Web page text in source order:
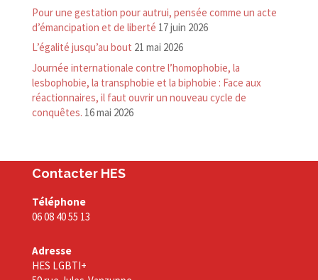
Pour une gestation pour autrui, pensée comme un acte
d’émancipation et de liberté 17 juin 2026
L’égalité jusqu’au bout 21 mai 2026
Journée internationale contre l’homophobie, la
lesbophobie, la transphobie et la biphobie : Face aux
réactionnaires, il faut ouvrir un nouveau cycle de
conquêtes. 16 mai 2026
Contacter HES
Téléphone
06 08 40 55 13
Adresse
HES LGBTI+